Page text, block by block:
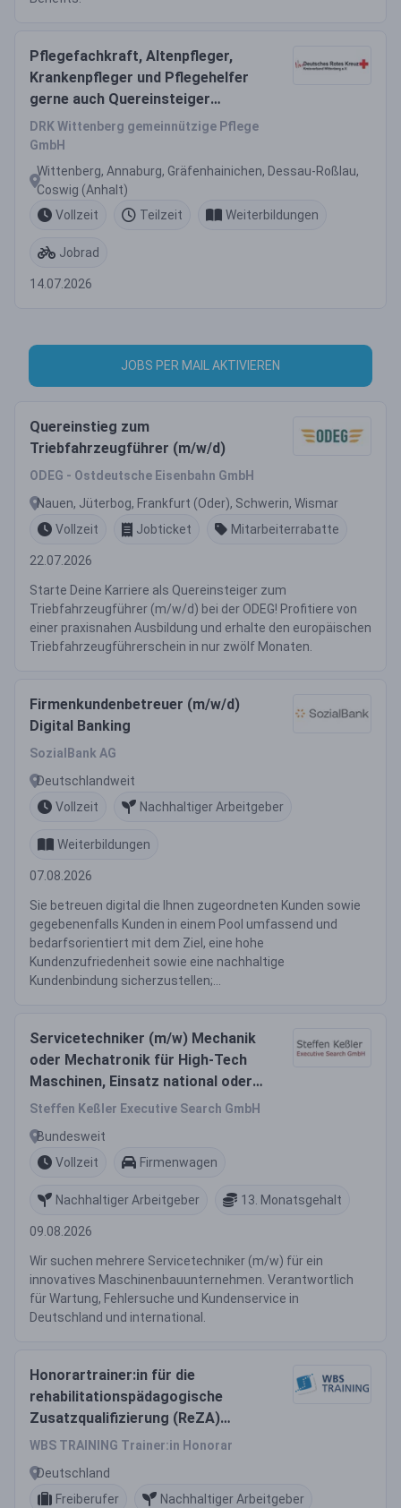
Pflegefachkraft, Altenpfleger,
Krankenpfleger und Pflegehelfer
gerne auch Quereinsteiger
(m/w/d) Vollzeit / Teilzeit
DRK Wittenberg gemeinnützige Pflege
GmbH
Wittenberg, Annaburg, Gräfenhainichen, Dessau-Roßlau,
Coswig (Anhalt)
Vollzeit
Teilzeit Weiterbildungen
Jobrad
14.07.2026
JOBS PER MAIL AKTIVIEREN
Quereinstieg zum
Triebfahrzeugführer (m/w/d)
ODEG - Ostdeutsche Eisenbahn GmbH
Nauen, Jüterbog, Frankfurt (Oder), Schwerin, Wismar
Vollzeit
Jobticket Mitarbeiterrabatte
22.07.2026
Starte Deine Karriere als Quereinsteiger zum
Triebfahrzeugführer (m/w/d) bei der ODEG! Profitiere von
einer praxisnahen Ausbildung und erhalte den europäischen
Triebfahrzeugführerschein in nur zwölf Monaten.
Firmenkundenbetreuer (m/w/d)
Digital Banking
SozialBank AG
Deutschlandweit
Vollzeit
Nachhaltiger Arbeitgeber
Weiterbildungen
07.08.2026
Sie betreuen digital die Ihnen zugeordneten Kunden sowie
gegebenenfalls Kunden in einem Pool umfassend und
bedarfsorientiert mit dem Ziel, eine hohe
Kundenzufriedenheit sowie eine nachhaltige
Kundenbindung sicherzustellen;...
Servicetechniker (m/w) Mechanik
oder Mechatronik für High-Tech
Maschinen, Einsatz national oder
weltweit
Steffen Keßler Executive Search GmbH
Bundesweit
Vollzeit
Firmenwagen
Nachhaltiger Arbeitgeber 13. Monatsgehalt
09.08.2026
Wir suchen mehrere Servicetechniker (m/w) für ein
innovatives Maschinenbauunternehmen. Verantwortlich
für Wartung, Fehlersuche und Kundenservice in
Deutschland und international.
Honorartrainer:in für die
rehabilitationspädagogische
Zusatzqualifizierung (ReZA)
(m/w/d)
WBS TRAINING Trainer:in Honorar
Deutschland
Freiberufer
Nachhaltiger Arbeitgeber